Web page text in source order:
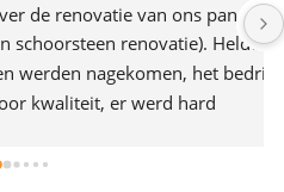
van ons pannendak
renovatie). Heldere
nagekomen, het bedrijf
er werd hard
werk te hebben. Een